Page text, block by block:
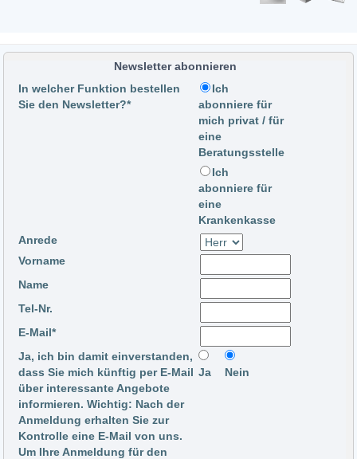
Newsletter abonnieren
In welcher Funktion bestellen
Sie den Newsletter?*
Ich
abonniere für
mich privat / für
eine
Beratungsstelle
Ich
abonniere für
eine
Krankenkasse
Anrede
Vorname
Name
Tel-Nr.
E-Mail*
Ja, ich bin damit einverstanden,
dass Sie mich künftig per E-Mail
über interessante Angebote
informieren. Wichtig: Nach der
Anmeldung erhalten Sie zur
Kontrolle eine E-Mail von uns.
Um Ihre Anmeldung für den
Ja Nein